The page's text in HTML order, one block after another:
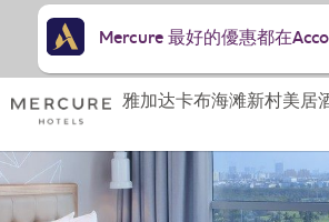
雅加达卡布海滩新村美居
Mercure 最好的優惠都在